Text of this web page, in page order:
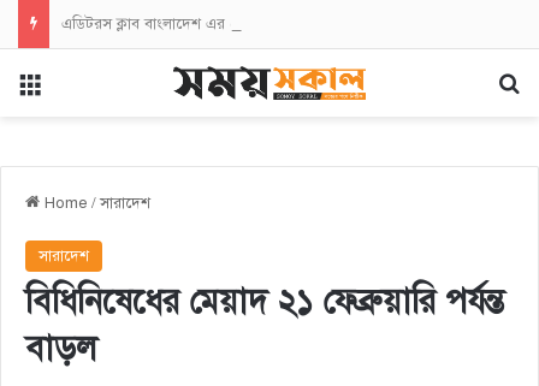
Home /সারাদেশ
সারাদেশ
বিধিনিষেধের মেয়াদ ২১ ফেব্রুয়ারি পর্যন্ত
বাড়ল